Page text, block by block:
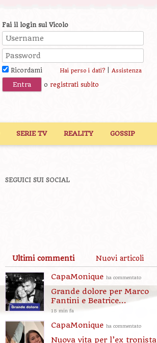
Fai il login sul Vicolo
Ricordami Hai perso i dati?| Assistenza
o registrati subito
SERIE TV REALITY GOSSIP
SEGUICI SUI SOCIAL
Ultimi commenti Nuovi articoli
CapaMonique ha commentato
Grande dolore per Marco
Fantini e Beatrice...
15 min fa
CapaMonique ha commentato
Nuova vita per l’ex tronista